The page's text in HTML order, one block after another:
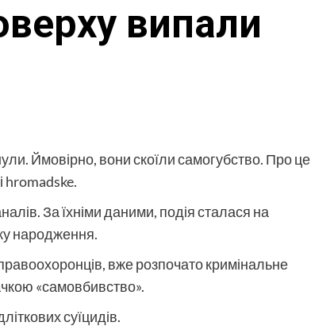
випали
Ймовірно, вони скоїли самогубство. Про це
hromadske.
За їхніми даними, подія сталася на
народження.
вже розпочато кримінальне
«самовбивство».
суїцидів.